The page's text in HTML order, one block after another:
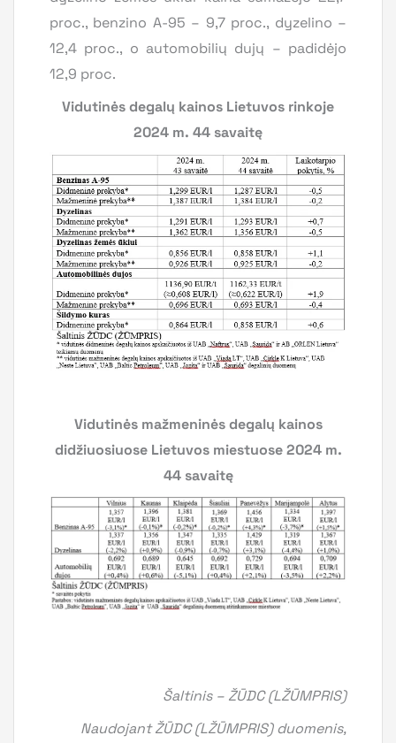
proc., benzino A-95 – 9,7 proc., dyzelino –
12,4 proc., o automobilių dujų – padidėjo
12,9 proc.
Vidutinės degalų kainos Lietuvos rinkoje
2024 m. 44 savaitę
Vidutinės mažmeninės degalų kainos
didžiuosiuose Lietuvos miestuose 2024 m.
44 savaitę
Šaltinis – ŽŪDC (LŽŪMPRIS)
Naudojant ŽŪDC (LŽŪMPRIS) duomenis,